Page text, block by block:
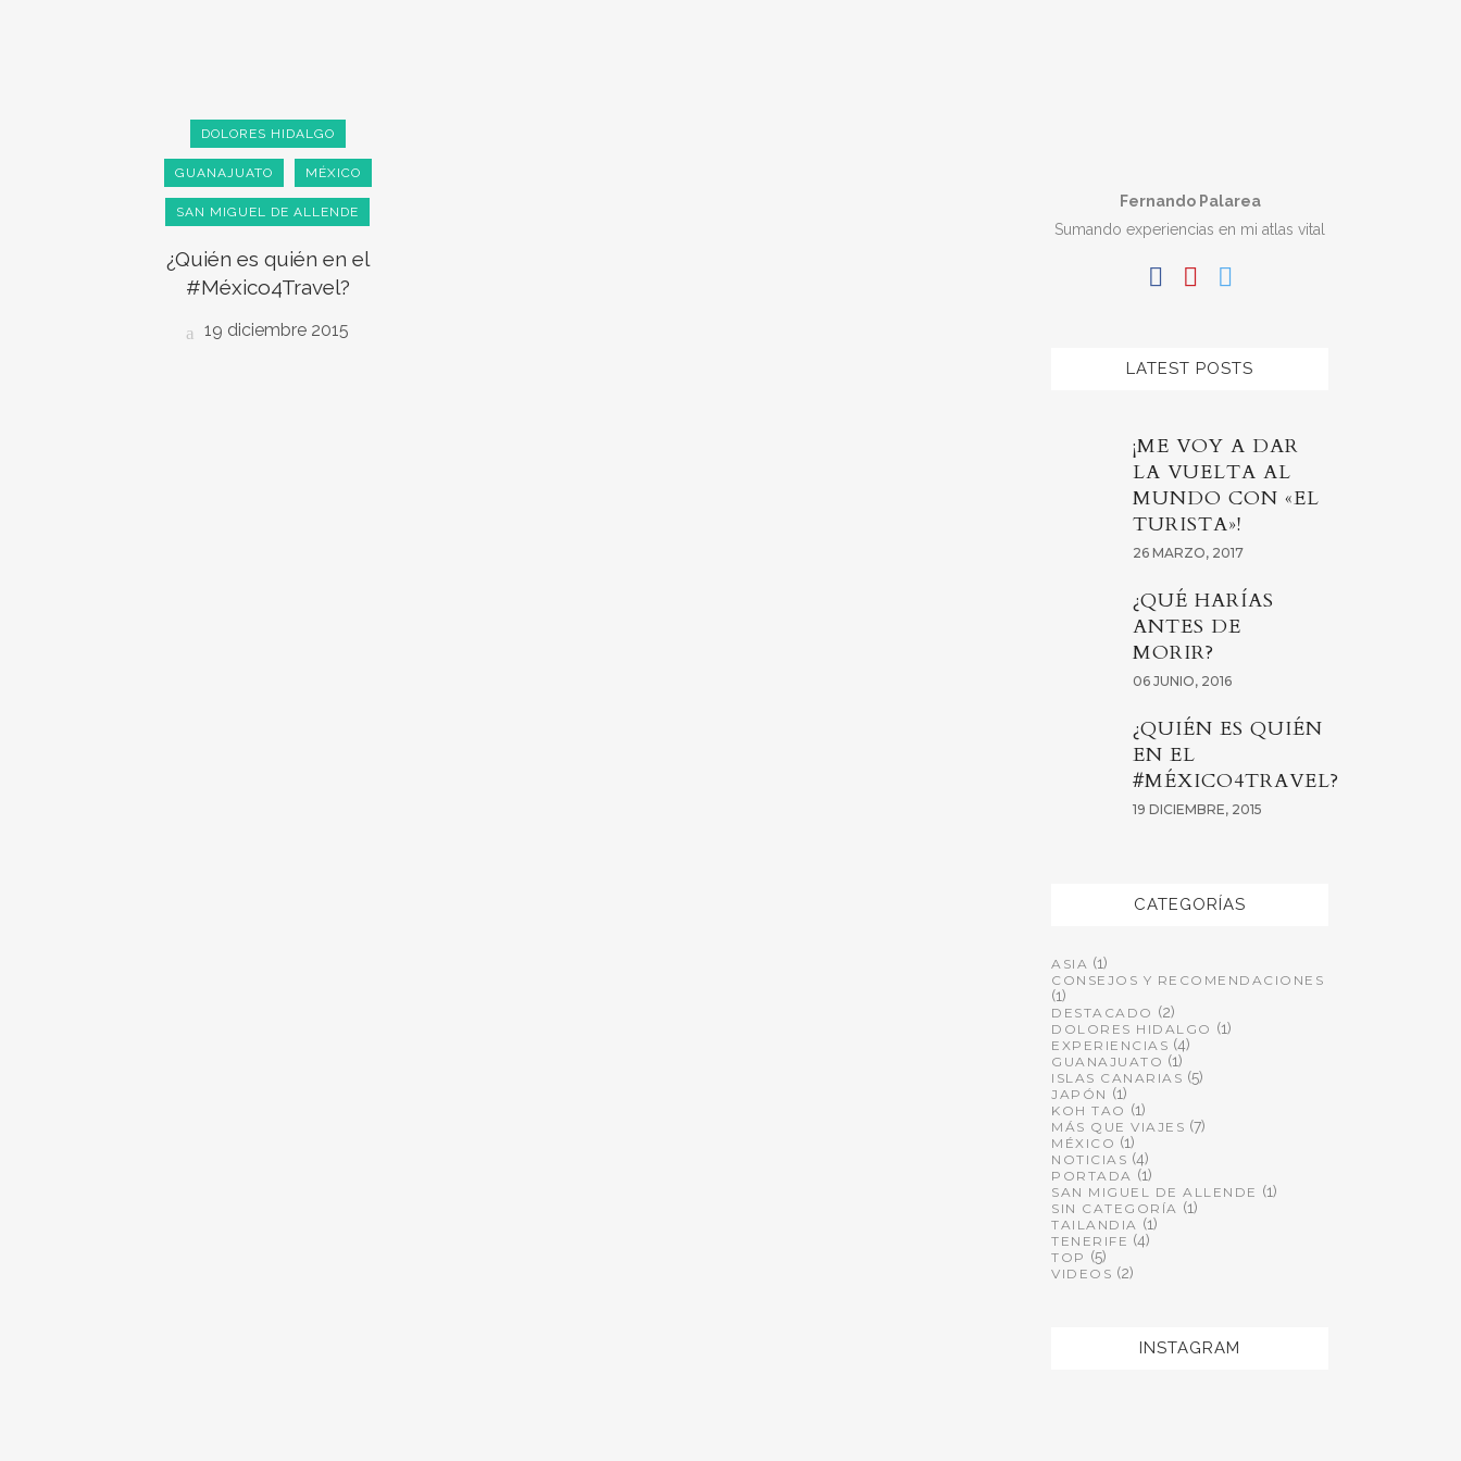
DOLORES HIDALGO
GUANAJUATO MÉXICO
SAN MIGUEL DE ALLENDE
¿Quién es quién en el
#México4Travel?
19 diciembre 2015
Fernando Palarea
Sumando experiencias en mi atlas vital
LATEST POSTS
¡ME VOY A DAR
LA VUELTA AL
MUNDO CON «EL
TURISTA»!
26 MARZO, 2017
¿QUÉ HARÍAS
ANTES DE
MORIR?
06 JUNIO, 2016
¿QUIÉN ES QUIÉN
EN EL
#MÉXICO4TRAVEL?
19 DICIEMBRE, 2015
CATEGORÍAS
ASIA (1)
CONSEJOS Y RECOMENDACIONES
(1)
DESTACADO (2)
DOLORES HIDALGO (1)
EXPERIENCIAS (4)
GUANAJUATO (1)
ISLAS CANARIAS (5)
JAPÓN (1)
KOH TAO (1)
MÁS QUE VIAJES (7)
MÉXICO (1)
NOTICIAS (4)
PORTADA (1)
SAN MIGUEL DE ALLENDE (1)
SIN CATEGORÍA (1)
TAILANDIA (1)
TENERIFE (4)
TOP (5)
VIDEOS (2)
INSTAGRAM